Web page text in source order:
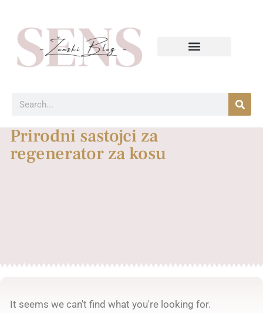
Prirodni sastojci za
regenerator za kosu
It seems we can't find what you're looking for.